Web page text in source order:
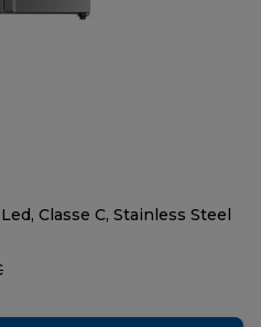
Classe C, Stainless Steel